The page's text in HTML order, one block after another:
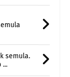
...